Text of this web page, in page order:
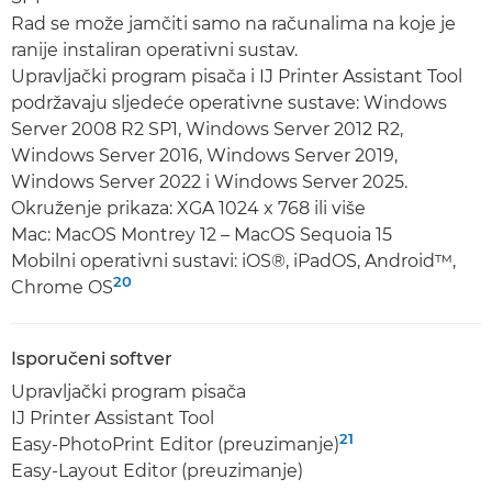
Rad se može jamčiti samo na računalima na koje je
ranije instaliran operativni sustav.
Upravljački program pisača i IJ Printer Assistant Tool
podržavaju sljedeće operativne sustave: Windows
Server 2008 R2 SP1, Windows Server 2012 R2,
Windows Server 2016, Windows Server 2019,
Windows Server 2022 i Windows Server 2025.
Okruženje prikaza: XGA 1024 x 768 ili više
Mac: MacOS Montrey 12 – MacOS Sequoia 15
Mobilni operativni sustavi: iOS®, iPadOS, Android™,
Chrome OS20
Isporučeni softver
Upravljački program pisača
IJ Printer Assistant Tool
Easy-PhotoPrint Editor (preuzimanje)21
Easy-Layout Editor (preuzimanje)